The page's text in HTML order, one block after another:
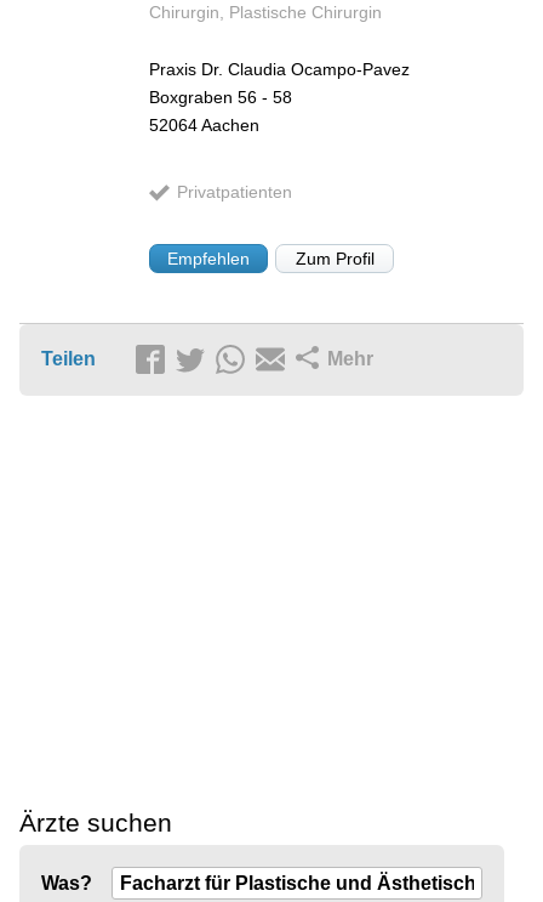
Chirurgin, Plastische Chirurgin
Praxis Dr. Claudia Ocampo-Pavez
Boxgraben 56 - 58
52064Aachen
Privatpatienten
Empfehlen Zum Profil
Teilen Mehr
Ärzte suchen
Was?